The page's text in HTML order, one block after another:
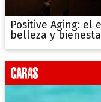
Positive Aging: el
belleza y